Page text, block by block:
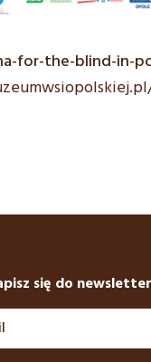
for-the-blind-in-
się do